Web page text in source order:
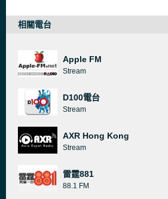
相關電台
Apple FM
Stream
D100電台
Stream
AXR Hong Kong
Stream
雷霆881
88.1 FM